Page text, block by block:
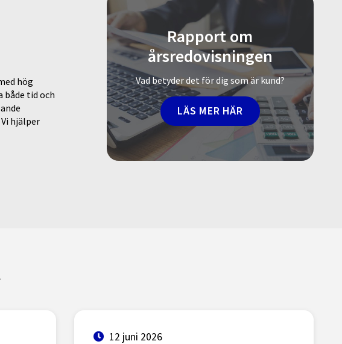
hög
både tid och
hjälper
Rapport om
årsredovisningen
Vad betyder det för dig som är kund?
LÄS MER HÄR
12 juni 2026